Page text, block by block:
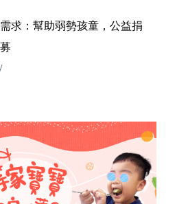
求：幫助弱勢孩童，公益捐